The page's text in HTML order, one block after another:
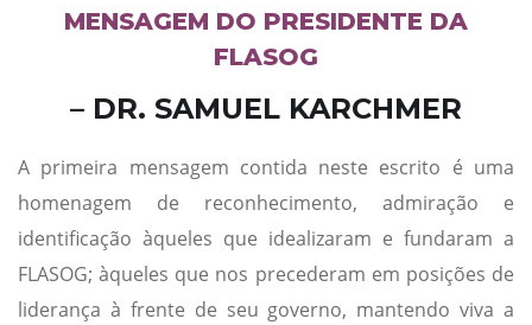
MENSAGEM DO PRESIDENTE DA
FLASOG
– DR. SAMUEL KARCHMER
A primeira mensagem contida neste escrito é uma
homenagem de reconhecimento, admiração e
identificação àqueles que idealizaram e fundaram a
FLASOG; àqueles que nos precederam em posições de
liderança à frente de seu governo, mantendo viva a